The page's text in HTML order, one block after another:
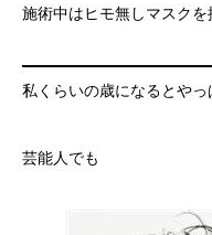
施術中はヒモ無しマスク
私くらいの歳になるとやっ
芸能人でも